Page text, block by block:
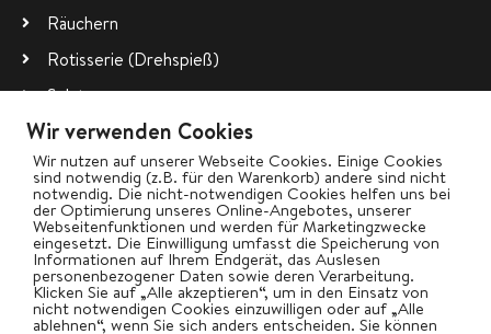
Räuchern
Rotisserie (Drehspieß)
Salate
Vegetarisch
Wok
bigBBQ goes Social
Wir verwenden Cookies
Wir nutzen auf unserer Webseite Cookies. Einige Cookies
sind notwendig (z.B. für den Warenkorb) andere sind nicht
notwendig. Die nicht-notwendigen Cookies helfen uns bei
der Optimierung unseres Online-Angebotes, unserer
Webseitenfunktionen und werden für Marketingzwecke
eingesetzt. Die Einwilligung umfasst die Speicherung von
Informationen auf Ihrem Endgerät, das Auslesen
personenbezogener Daten sowie deren Verarbeitung.
Klicken Sie auf „Alle akzeptieren“, um in den Einsatz von
nicht notwendigen Cookies einzuwilligen oder auf „Alle
ablehnen“, wenn Sie sich anders entscheiden. Sie können